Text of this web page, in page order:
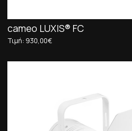
cameo LUXIS® FC
Τιμή: 930,00€